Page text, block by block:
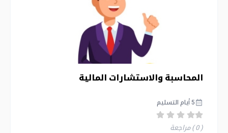
المحاسبة والاستشارات المالية
5 أيام التسليم
( 0 ) مراجعة